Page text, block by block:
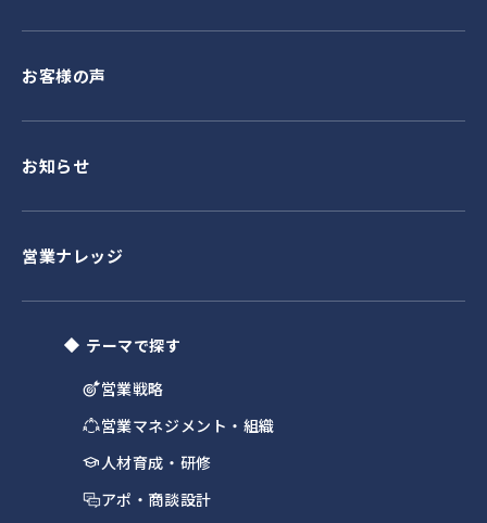
お客様の声
お知らせ
営業ナレッジ
テーマで探す
営業戦略
営業マネジメント・組織
人材育成・研修
アポ・商談設計